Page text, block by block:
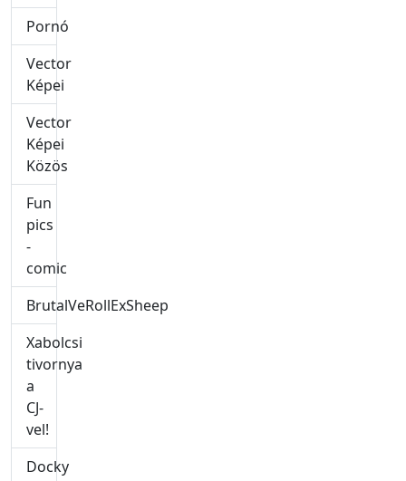
Pornó
Vector
Képei
Vector
Képei
Közös
Fun
pics
-
comic
BrutalVeRollExSheep
Xabolcsi
tivornya
a
CJ-
vel!
Docky